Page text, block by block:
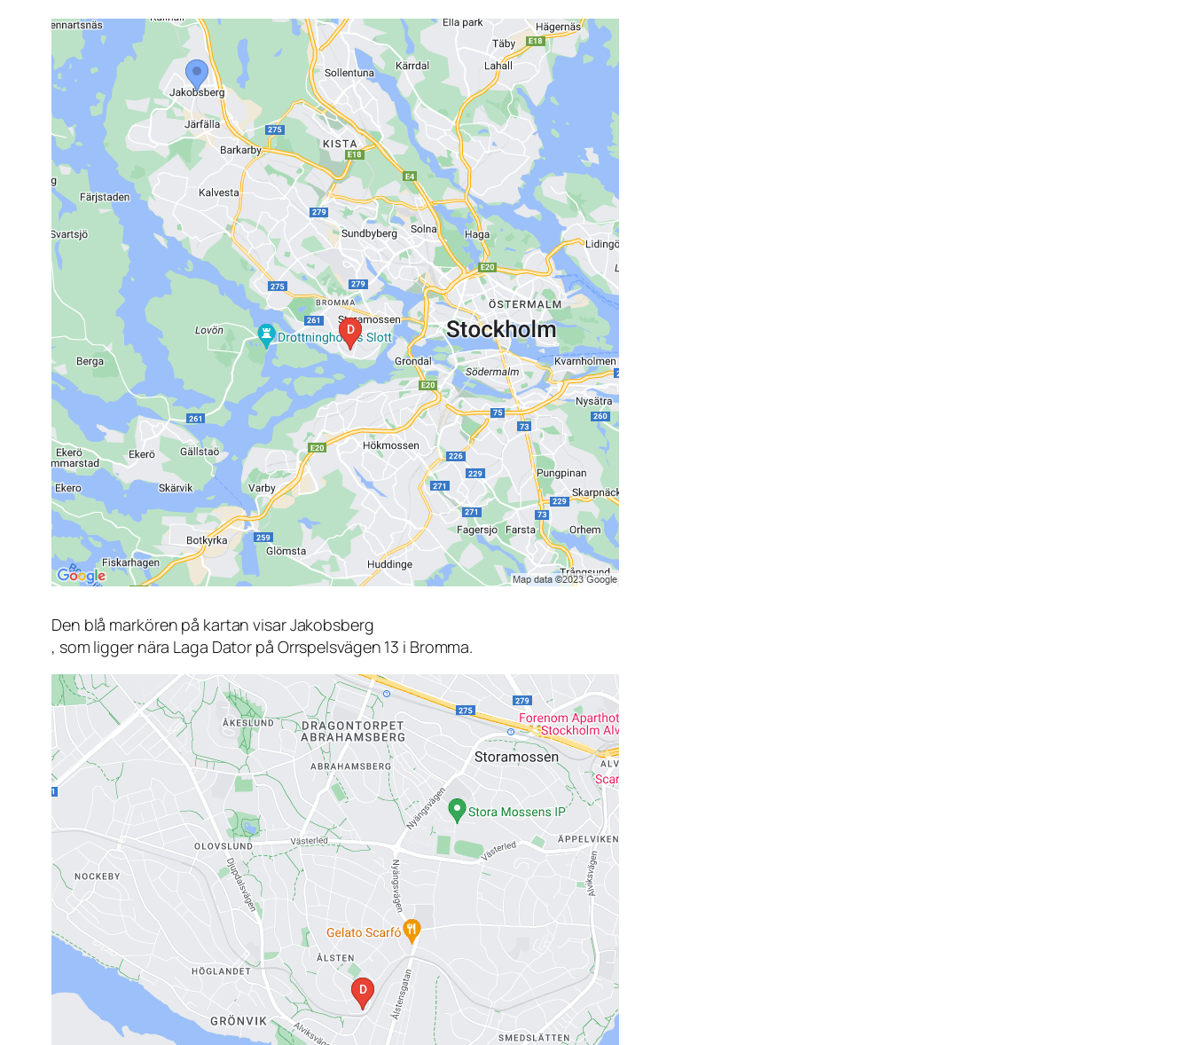
Den blå markören på kartan visar Jakobsberg
, som ligger nära Laga Dator på Orrspelsvägen 13 i Bromma.